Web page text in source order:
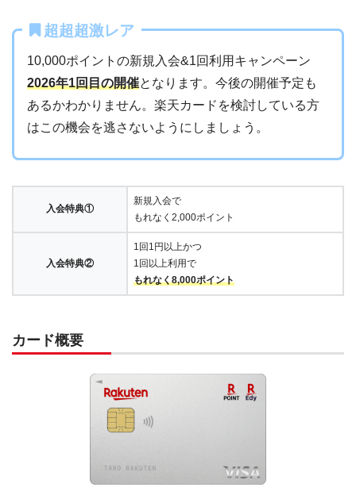
超超超激レア
10,000ポイントの新規入会&1回利用キャンペーン
2026年1回目の開催となります。今後の開催予定も
あるかわかりません。楽天カードを検討している方
はこの機会を逃さないようにしましょう。
入会特典①
新規入会で
もれなく2,000ポイント
入会特典②
1回1円以上かつ
1回以上利用で
もれなく8,000ポイント
カード概要